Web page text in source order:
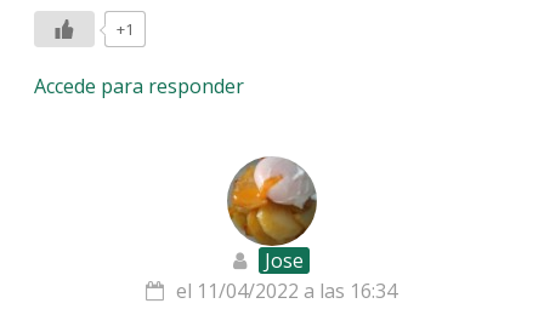
+1
Accede para responder
Jose
el 11/04/2022 a las 16:34